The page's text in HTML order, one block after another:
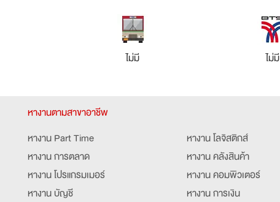
ไม่มี ไม่มี
หางานตามสาขาอาชีพ
หางาน Part Time
หางาน การตลาด
หางาน โปรแกรมเมอร์
หางาน บัญชี
หางาน โลจิสติกส์
หางาน คลังสินค้า
หางาน คอมพิวเตอร์
หางาน การเงิน